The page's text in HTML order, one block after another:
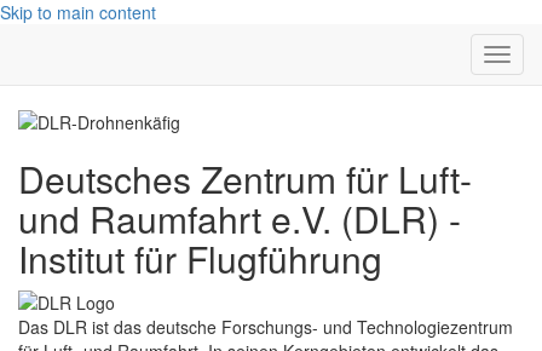
Skip to main content
Deutsches Zentrum für Luft-
und Raumfahrt e.V. (DLR) -
Institut für Flugführung
Das DLR ist das deutsche Forschungs- und Technologiezentrum